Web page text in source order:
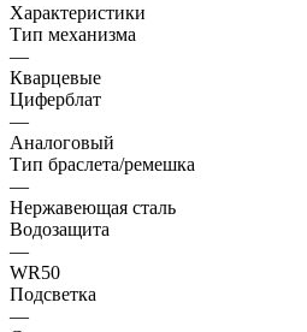
Характеристики
Тип механизма
—
Кварцевые
Циферблат
—
Аналоговый
Тип браслета/ремешка
—
Нержавеющая сталь
Водозащита
—
WR50
Подсветка
—